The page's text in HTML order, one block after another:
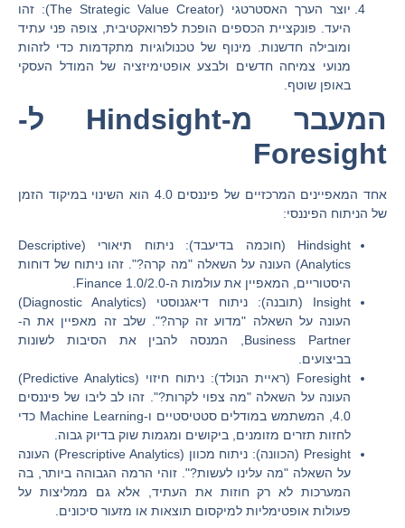
יוצר הערך האסטרטגי (The Strategic Value Creator):
זהו
היעד. פונקציית הכספים הופכת לפרואקטיבית, צופה פני עתיד
ומובילה חדשנות. מינוף של טכנולוגיות מתקדמות כדי לזהות
מנועי צמיחה חדשים ולבצע אופטימיזציה של המודל העסקי
באופן שוטף.
המעבר מ-Hindsight ל-
Foresight
אחד המאפיינים המרכזיים של פיננסים 4.0 הוא השינוי במיקוד הזמן
של הניתוח הפיננסי:
Hindsight (חוכמה בדיעבד):
ניתוח תיאורי (Descriptive
Analytics) העונה על השאלה "מה קרה?". זהו ניתוח של דוחות
היסטוריים, המאפיין את עולמות ה-Finance 1.0/2.0.
Insight (תובנה):
ניתוח דיאגנוסטי (Diagnostic Analytics)
העונה על השאלה "מדוע זה קרה?". שלב זה מאפיין את ה-
Business Partner, המנסה להבין את הסיבות לשונות
בביצועים.
Foresight (ראיית הנולד):
ניתוח חיזוי (Predictive Analytics)
העונה על השאלה "מה צפוי לקרות?". זהו לב ליבו של פיננסים
4.0, המשתמש במודלים סטטיסטיים ו-Machine Learning כדי
לחזות תזרים מזומנים, ביקושים ומגמות שוק בדיוק גבוה.
Presight (הכוונה):
ניתוח מכוון (Prescriptive Analytics) העונה
על השאלה "מה עלינו לעשות?". זוהי הרמה הגבוהה ביותר, בה
המערכות לא רק חוזות את העתיד, אלא גם ממליצות על
פעולות אופטימליות למיקסום תוצאות או מזעור סיכונים.